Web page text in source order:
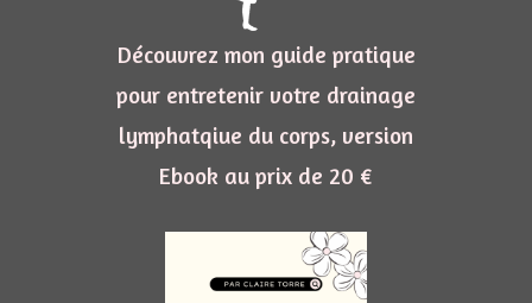
Découvrez mon guide pratique
pour entretenir votre drainage
lymphatqiue du corps, version
Ebook au prix de 20 €